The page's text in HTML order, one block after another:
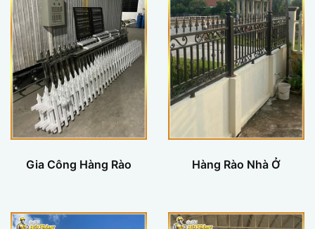
Gia Công Hàng Rào Hàng Rào Nhà Ở